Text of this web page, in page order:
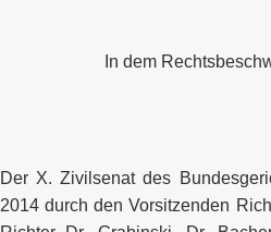
In dem
Der X. Zivilsenat des
2014 durch den Vorsitzenden